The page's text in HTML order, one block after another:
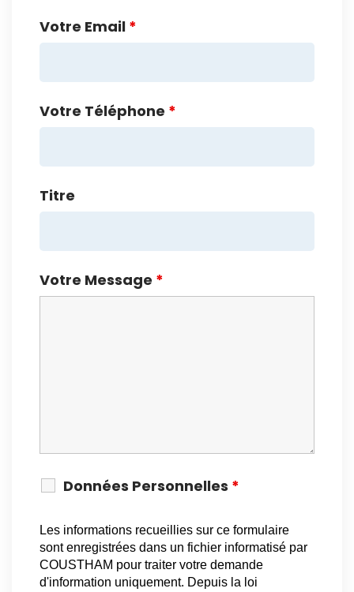
Votre Email *
Votre Téléphone *
Titre
Votre Message *
Données Personnelles *
Les informations recueillies sur ce formulaire
sont enregistrées dans un fichier informatisé par
COUSTHAM pour traiter votre demande
d'information uniquement. Depuis la loi